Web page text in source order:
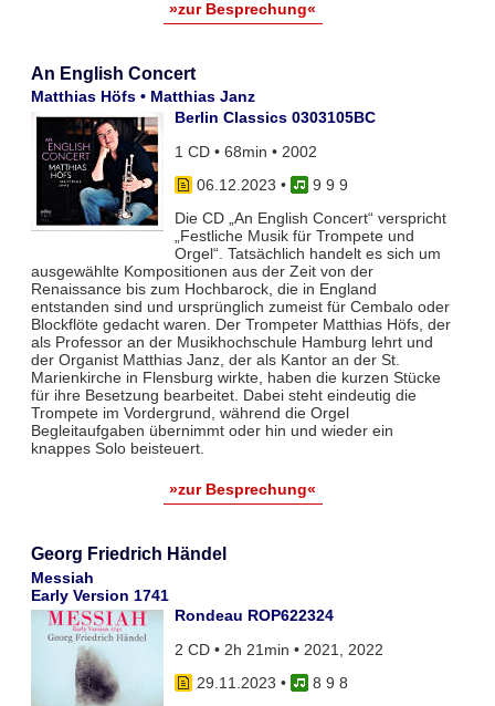
»zur Besprechung«
An English Concert
Matthias Höfs • Matthias Janz
Berlin Classics 0303105BC
1 CD • 68min • 2002
06.12.2023 •
9 9 9
Die CD „An English Concert“ verspricht
„Festliche Musik für Trompete und
Orgel“. Tatsächlich handelt es sich um
ausgewählte Kompositionen aus der Zeit von der
Renaissance bis zum Hochbarock, die in England
entstanden sind und ursprünglich zumeist für Cembalo oder
Blockflöte gedacht waren. Der Trompeter Matthias Höfs, der
als Professor an der Musikhochschule Hamburg lehrt und
der Organist Matthias Janz, der als Kantor an der St.
Marienkirche in Flensburg wirkte, haben die kurzen Stücke
für ihre Besetzung bearbeitet. Dabei steht eindeutig die
Trompete im Vordergrund, während die Orgel
Begleitaufgaben übernimmt oder hin und wieder ein
knappes Solo beisteuert.
»zur Besprechung«
Georg Friedrich Händel
Messiah
Early Version 1741
Rondeau ROP622324
2 CD • 2h 21min • 2021, 2022
29.11.2023 •
8 9 8